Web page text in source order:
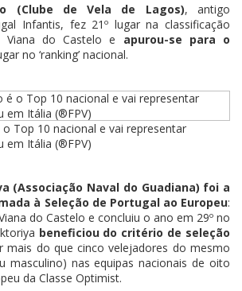
(Clube de Vela de Lagos), antigo
Infantis, fez 21º lugar na classificação
do Castelo e apurou-se para o
no ‘ranking’ nacional.
Top 10 nacional e vai representar
em Itália (®FPV)
(Associação Naval do Guadiana) foi a
à Seleção de Portugal ao Europeu:
do Castelo e concluiu o ano em 29º no
beneficiou do critério de seleção
mais do que cinco velejadores do mesmo
masculino) nas equipas nacionais de oito
da Classe Optimist.